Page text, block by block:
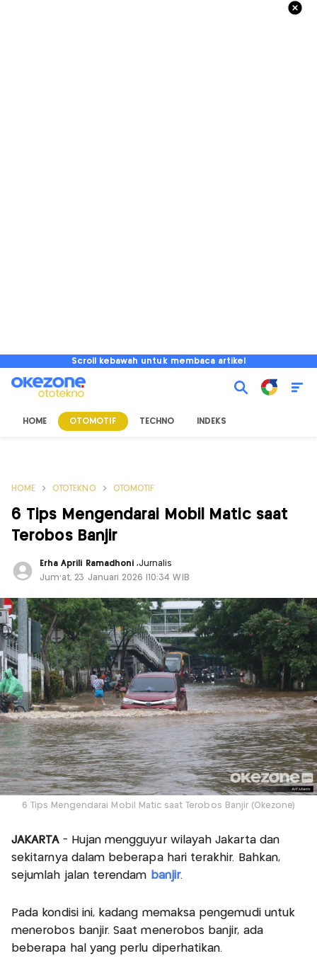
Scroll kebawah untuk membaca artikel
HOME OTOMOTIF TECHNO INDEKS
HOME OTOTEKNO OTOMOTIF
6 Tips Mengendarai Mobil Matic saat
Terobos Banjir
Erha Aprili Ramadhoni,Jurnalis
Jum'at, 23 Januari 2026 |10:34 WIB
6 Tips Mengendarai Mobil Matic saat Terobos Banjir (Okezone)
JAKARTA- Hujan mengguyur wilayah Jakarta dan
sekitarnya dalam beberapa hari terakhir. Bahkan,
sejumlah jalan terendam banjir.
Pada kondisi ini, kadang memaksa pengemudi untuk
menerobos banjir. Saat menerobos banjir, ada
beberapa hal yang perlu diperhatikan.